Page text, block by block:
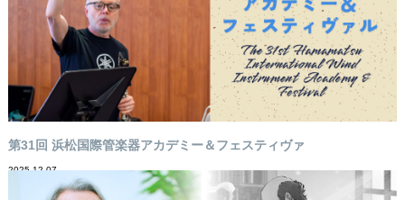
第31回 浜松国際管楽器アカデミー＆フェスティヴァ
2025-12-07